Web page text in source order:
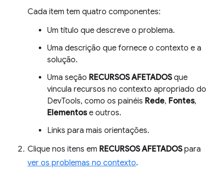
Cada item tem quatro componentes:
Um título que descreve o problema.
Uma descrição que fornece o contexto e a
solução.
Uma seção RECURSOS AFETADOSque
vincula recursos no contexto apropriado do
DevTools, como os painéis Rede, Fontes,
Elementose outros.
Links para mais orientações.
Clique nos itens em RECURSOS AFETADOSpara
ver os problemas no contexto.